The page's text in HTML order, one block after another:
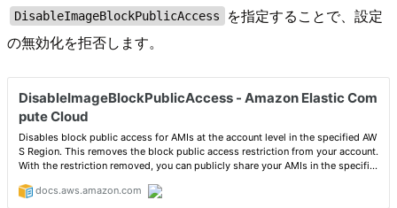
DisableImageBlockPublicAccess
を指定することで、設定
の無効化を拒否します。